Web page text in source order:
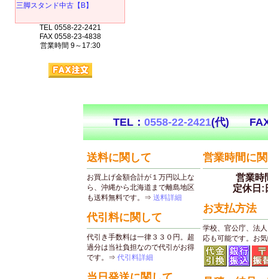
三脚スタンド中古【B】
TEL 0558-22-2421
FAX 0558-23-4838
営業時間 9～17:30